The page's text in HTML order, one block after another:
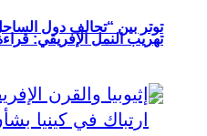
توتر بين “تحالف دول
تهريب النمل الإفريقي: